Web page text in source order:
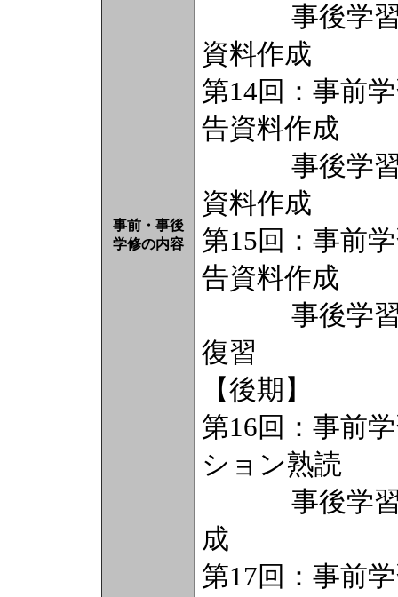
事前・事後
学修の内容
事後学習（
資料作成
第14回：事前
告資料作成
事後学習（
資料作成
第15回：事前
告資料作成
事後学習（
復習
【後期】
第16回：事前
ション熟読
事後学習（
成
第17回：事前